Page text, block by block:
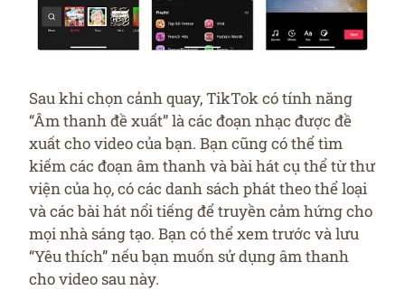
Sau khi chọn cảnh quay, TikTok có tính năng
“Âm thanh đề xuất” là các đoạn nhạc được đề
xuất cho video của bạn. Bạn cũng có thể tìm
kiếm các đoạn âm thanh và bài hát cụ thể từ thư
viện của họ, có các danh sách phát theo thể loại
và các bài hát nổi tiếng để truyền cảm hứng cho
mọi nhà sáng tạo. Bạn có thể xem trước và lưu
“Yêu thích” nếu bạn muốn sử dụng âm thanh
cho video sau này.